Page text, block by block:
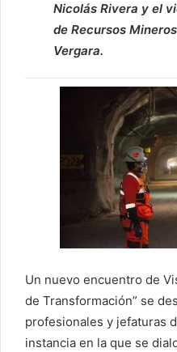
Nicolás Rivera y el
de Recursos
Vergara.
Un nuevo encuentro de
de Transformación” se
profesionales y jefaturas
instancia en la que se